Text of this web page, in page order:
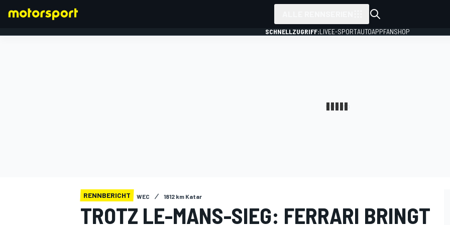
SCHNELLZUGRIFF:LIVEE-SPORTAUTOAPPFANSHOP
RENNBERICHT WEC 1812 km Katar
TROTZ LE-MANS-SIEG: FERRARI BRINGT